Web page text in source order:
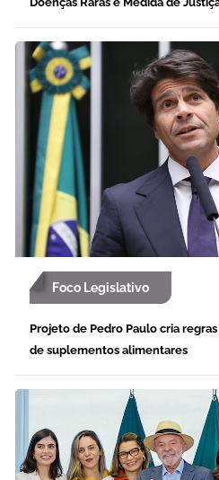
Foco Legislativo
Projeto de Pedro Paulo cria
de suplementos alimentares